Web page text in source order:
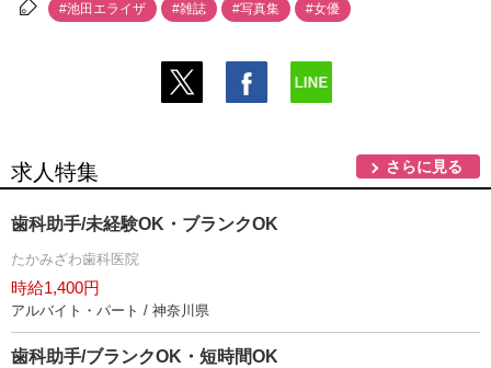
#池田エライザ #雑誌 #写真集 #女優
求人特集 さらに見る
歯科助手/未経験OK・ブランクOK
たかみざわ歯科医院
時給1,400円
アルバイト・パート / 神奈川県
歯科助手/ブランクOK・短時間OK